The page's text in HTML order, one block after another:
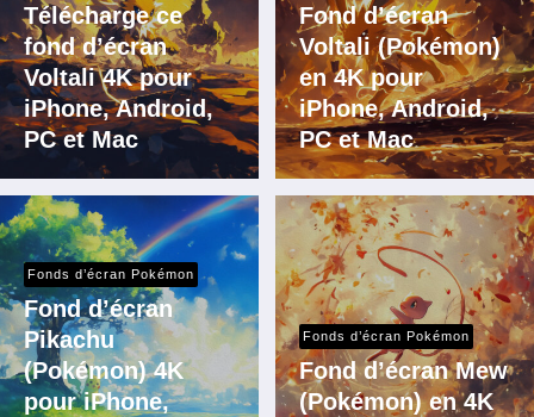
Télécharge ce
fond d’écran
Voltali 4K pour
iPhone, Android,
PC et Mac
Fond d’écran
Voltali (Pokémon)
en 4K pour
iPhone, Android,
PC et Mac
Fonds d’écran Pokémon
Fond d’écran
Pikachu
(Pokémon) 4K
pour iPhone,
Fonds d’écran Pokémon
Fond d’écran Mew
(Pokémon) en 4K